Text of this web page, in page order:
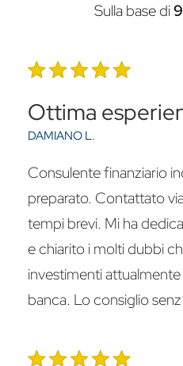
Sulla base di
Ottima
DAMIANO L.
Consulente finanziario
preparato. Contattato
tempi brevi. Mi ha
e chiarito i molti dubbi
investimenti attualmente
banca. Lo consiglio